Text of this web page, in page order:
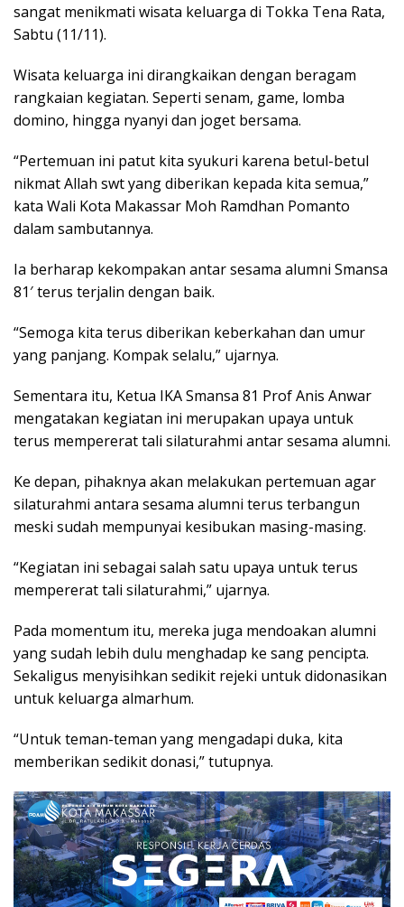
sangat menikmati wisata keluarga di Tokka Tena Rata,
Sabtu (11/11).
Wisata keluarga ini dirangkaikan dengan beragam
rangkaian kegiatan. Seperti senam, game, lomba
domino, hingga nyanyi dan joget bersama.
“Pertemuan ini patut kita syukuri karena betul-betul
nikmat Allah swt yang diberikan kepada kita semua,”
kata Wali Kota Makassar Moh Ramdhan Pomanto
dalam sambutannya.
Ia berharap kekompakan antar sesama alumni Smansa
81′ terus terjalin dengan baik.
“Semoga kita terus diberikan keberkahan dan umur
yang panjang. Kompak selalu,” ujarnya.
Sementara itu, Ketua IKA Smansa 81 Prof Anis Anwar
mengatakan kegiatan ini merupakan upaya untuk
terus mempererat tali silaturahmi antar sesama alumni.
Ke depan, pihaknya akan melakukan pertemuan agar
silaturahmi antara sesama alumni terus terbangun
meski sudah mempunyai kesibukan masing-masing.
“Kegiatan ini sebagai salah satu upaya untuk terus
mempererat tali silaturahmi,” ujarnya.
Pada momentum itu, mereka juga mendoakan alumni
yang sudah lebih dulu menghadap ke sang pencipta.
Sekaligus menyisihkan sedikit rejeki untuk didonasikan
untuk keluarga almarhum.
“Untuk teman-teman yang mengadapi duka, kita
memberikan sedikit donasi,” tutupnya.